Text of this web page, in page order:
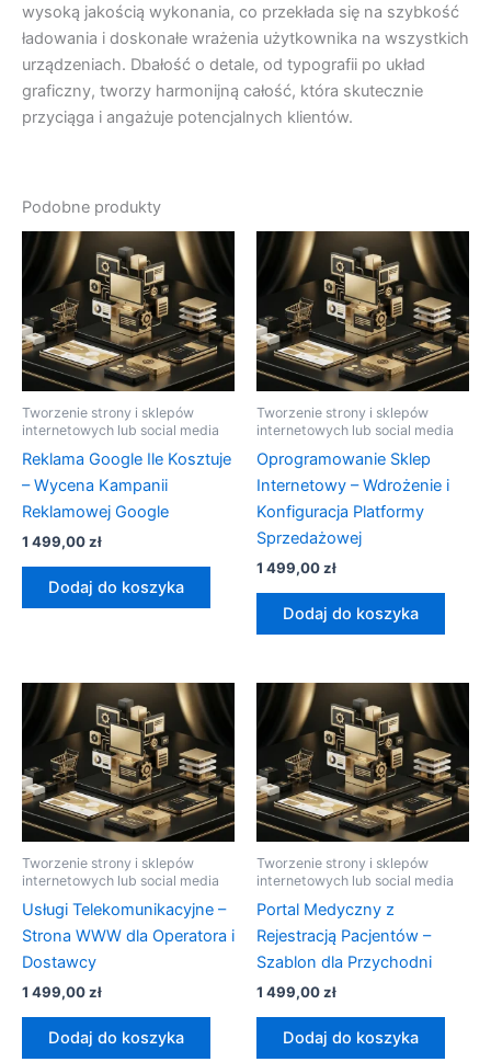
wysoką jakością wykonania, co przekłada się na szybkość
ładowania i doskonałe wrażenia użytkownika na wszystkich
urządzeniach. Dbałość o detale, od typografii po układ
graficzny, tworzy harmonijną całość, która skutecznie
przyciąga i angażuje potencjalnych klientów.
Podobne produkty
Tworzenie strony i sklepów
internetowych lub social media
Reklama Google Ile Kosztuje
– Wycena Kampanii
Reklamowej Google
1 499,00zł
Dodaj do koszyka
Tworzenie strony i sklepów
internetowych lub social media
Oprogramowanie Sklep
Internetowy – Wdrożenie i
Konfiguracja Platformy
Sprzedażowej
1 499,00zł
Dodaj do koszyka
Tworzenie strony i sklepów
internetowych lub social media
Usługi Telekomunikacyjne –
Strona WWW dla Operatora i
Dostawcy
1 499,00zł
Dodaj do koszyka
Tworzenie strony i sklepów
internetowych lub social media
Portal Medyczny z
Rejestracją Pacjentów –
Szablon dla Przychodni
1 499,00zł
Dodaj do koszyka